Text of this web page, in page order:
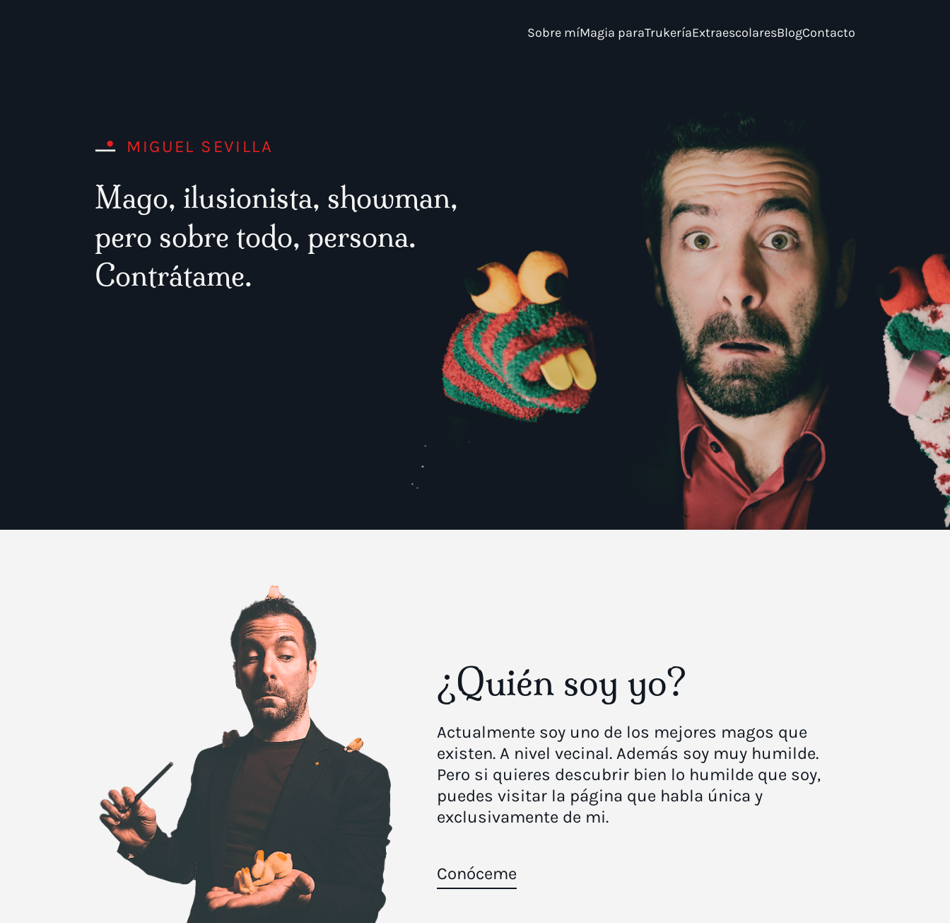
Sobre míMagia paraTrukeríaExtraescolaresBlogContacto
MIGUEL SEVILLA
Mago, ilusionista, showman,
pero sobre todo, persona.
Contrátame.
¿Quién soy yo?
Actualmente soy uno de los mejores magos que
existen. A nivel vecinal. Además soy muy humilde.
Pero si quieres descubrir bien lo humilde que soy,
puedes visitar la página que habla única y
exclusivamente de mi.
Conóceme
Magia de cóctel
corporativa,
presentaciones de
producto, espectáculos
y "Salven el Show", el
mejor team building
para tu equipo.